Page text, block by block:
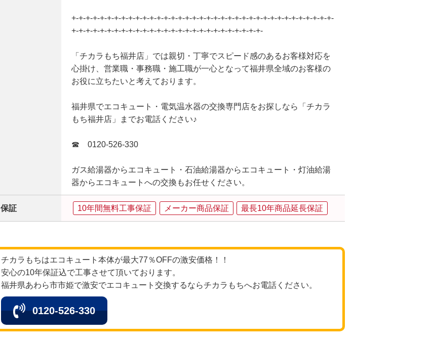
+-+-+-+-+-+-+-+-+-+-+-+-+-+-+-+-+-+-+-+-+-+-+-+-+-+-+-+-+-+-+-+-+-+-+-+-+-
+-+-+-+-+-+-+-+-+-+-+-+-+-+-+-+-+-+-+-+-+-+-+-+-+-+-+-
「チカラもち福井店」では親切・丁寧でスピード感のあるお客様対応を
心掛け、営業職・事務職・施工職が一心となって福井県全域のお客様の
お役に立ちたいと考えております。
福井県でエコキュート・電気温水器の交換専門店をお探しなら「チカラ
もち福井店」までお電話ください♪
☎ 0120-526-330
ガス給湯器からエコキュート・石油給湯器からエコキュート・灯油給湯
器からエコキュートへの交換もお任せください。
保証 10年間無料工事保証 メーカー商品保証 最長10年商品延長保証
チカラもちはエコキュート本体が最大77％OFFの激安価格！！
安心の10年保証込で工事させて頂いております。
福井県あわら市市姫で激安でエコキュート交換するならチカラもちへお電話ください。
0120-526-330